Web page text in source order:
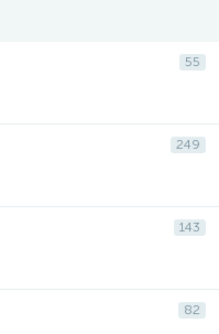
55
249
143
82